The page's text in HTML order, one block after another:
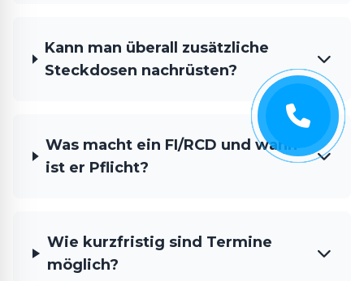
Kann man überall zusätzliche
Steckdosen nachrüsten?
Was macht ein FI/RCD und wann
ist er Pflicht?
Wie kurzfristig sind Termine
möglich?